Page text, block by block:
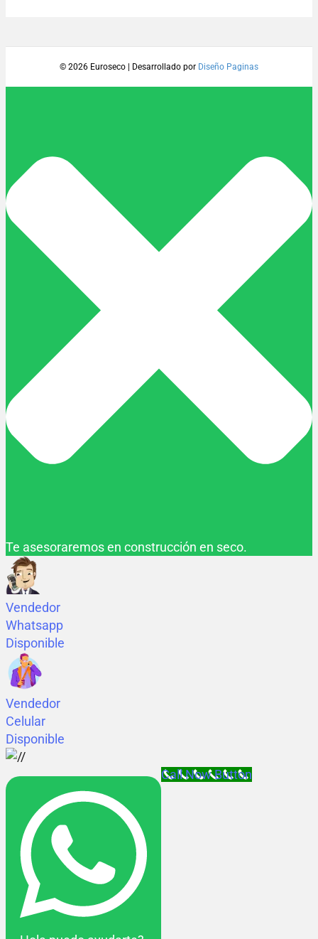
© 2026 Euroseco Desarrollado por Diseño Paginas
Te asesoraremos en construcción en seco.
Vendedor
Whatsapp
Disponible
Vendedor
Celular
Disponible
Call Now Button